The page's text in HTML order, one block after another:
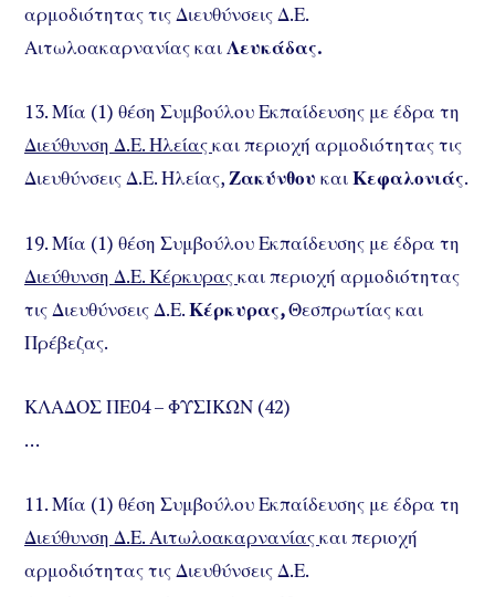
αρμοδιότητας τις Διευθύνσεις Δ.Ε.
Αιτωλοακαρνανίας καιΛευκάδας.
13. Μία (1) θέση Συμβούλου Εκπαίδευσης με έδρα τη
Διεύθυνση Δ.Ε. Ηλείαςκαι περιοχή αρμοδιότητας τις
Διευθύνσεις Δ.Ε. Ηλείας,Ζακύνθου καιΚεφαλονιάς.
19. Μία (1) θέση Συμβούλου Εκπαίδευσης με έδρα τη
Διεύθυνση Δ.Ε. Κέρκυραςκαι περιοχή αρμοδιότητας
τις Διευθύνσεις Δ.Ε.Κέρκυρας,Θεσπρωτίας και
Πρέβεζας.
ΚΛΑΔΟΣ ΠΕ04 – ΦΥΣΙΚΩΝ (42)
…
11. Μία (1) θέση Συμβούλου Εκπαίδευσης με έδρα τη
Διεύθυνση Δ.Ε. Αιτωλοακαρνανίαςκαι περιοχή
αρμοδιότητας τις Διευθύνσεις Δ.Ε.